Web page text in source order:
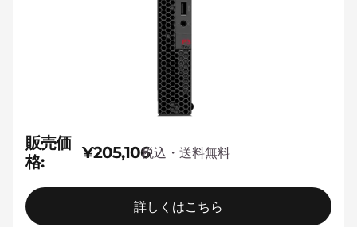
販売価
格:
¥205,106税込・送料無料
詳しくはこちら